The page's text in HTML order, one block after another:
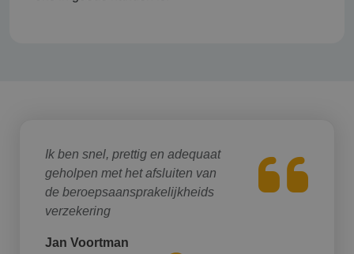
Ik ben snel, prettig en adequaat
geholpen met het afsluiten van
de beroepsaansprakelijkheids
verzekering
Jan Voortman